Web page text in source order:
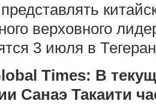
верховного
3 июля в
Times: В
Санаэ Такаити